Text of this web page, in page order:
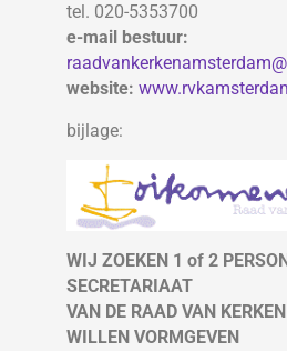
tel. 020-5353700
e-mail bestuur:
website:
bijlage:
WIJ ZOEKEN 1 of 2
SECRETARIAAT
VAN DE RAAD VAN
WILLEN VORMGEVEN